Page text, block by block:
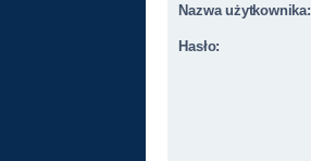
Nazwa użytkownika:
Hasło: